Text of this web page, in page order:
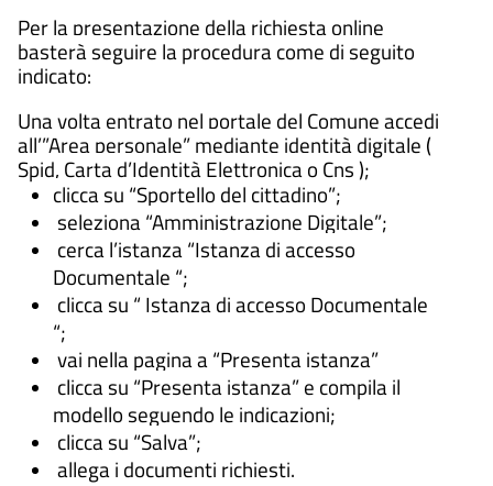
Per la presentazione della richiesta online
basterà seguire la procedura come di seguito
indicato:
Una volta entrato nel portale del Comune accedi
all’”Area personale” mediante identità digitale (
Spid, Carta d’Identità Elettronica o Cns );
clicca su “Sportello del cittadino”;
seleziona “Amministrazione Digitale”;
cerca l’istanza “Istanza di accesso
Documentale “;
clicca su “ Istanza di accesso Documentale
“;
vai nella pagina a “Presenta istanza”
clicca su “Presenta istanza” e compila il
modello seguendo le indicazioni;
clicca su “Salva”;
allega i documenti richiesti.